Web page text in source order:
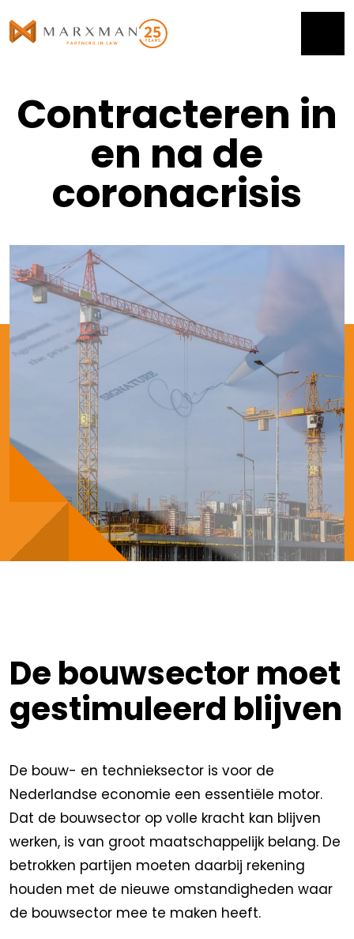
Contracteren in
en na de
coronacrisis
De bouwsector moet
gestimuleerd blijven
De bouw- en technieksector is voor de
Nederlandse economie een essentiële motor.
Dat de bouwsector op volle kracht kan blijven
werken, is van groot maatschappelijk belang. De
betrokken partijen moeten daarbij rekening
houden met de nieuwe omstandigheden waar
de bouwsector mee te maken heeft.